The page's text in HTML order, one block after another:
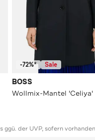
-72%* Sale
BOSS
Wollmix-Mantel 'Celiya'
ggü. der UVP, sofern vorhanden